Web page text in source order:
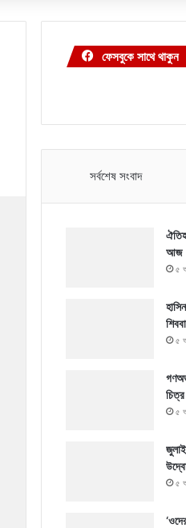
ফেসবুকে সাথে থাকুন
সর্বশেষ সংবাদ
আজ
৫
৫
চিত্র
৫
৫